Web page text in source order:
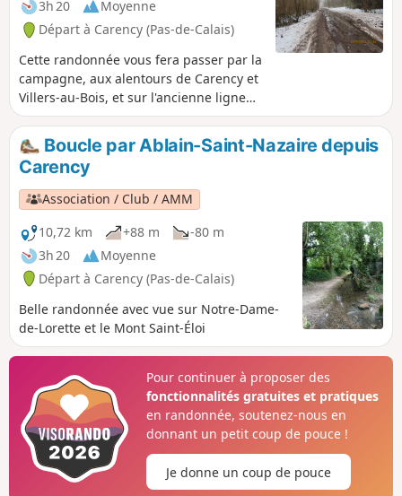
3h 20
Moyenne
Départ à Carency (Pas-de-Calais)
Cette randonnée vous fera passer par la
campagne, aux alentours de Carency et
Villers-au-Bois, et sur l'ancienne ligne
du tortillard (ligne de chemin de fer
reliant Lens à Frevent).
Boucle par Ablain-Saint-Nazaire depuis
Carency
Association / Club / AMM
10,72 km
+88 m
-80 m
3h 20
Moyenne
Départ à Carency (Pas-de-Calais)
Belle randonnée avec vue sur Notre-Dame-
de-Lorette et le Mont Saint-Éloi
Pour continuer à proposer des
fonctionnalités gratuites et pratiques
en randonnée, soutenez-nous en
donnant un petit coup de pouce !
Je donne un coup de pouce